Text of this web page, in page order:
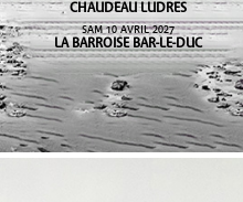
CHAUDEAU LUDRES
SAM 10 AVRIL 2027
LA BARROISE BAR-LE-DUC